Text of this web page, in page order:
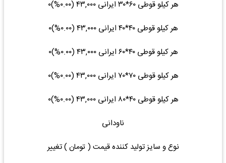
هر کیلو قوطی ۶۰*۳۰ ایرانی ۴۳,۰۰۰ (۰.۰۰%)۰
هر کیلو قوطی ۴۰*۴۰ ایرانی ۴۳,۰۰۰ (۰.۰۰%)۰
هر کیلو قوطی ۴۰*۶۰ ایرانی ۴۳,۰۰۰ (۰.۰۰%)۰
هر کیلو قوطی ۷۰*۷۰ ایرانی ۴۳,۰۰۰ (۰.۰۰%)۰
هر کیلو قوطی ۴۰*۸۰ ایرانی ۴۳,۰۰۰ (۰.۰۰%)۰
ناودانی
نوع و سایز تولید کننده قیمت ( تومان ) تغییر